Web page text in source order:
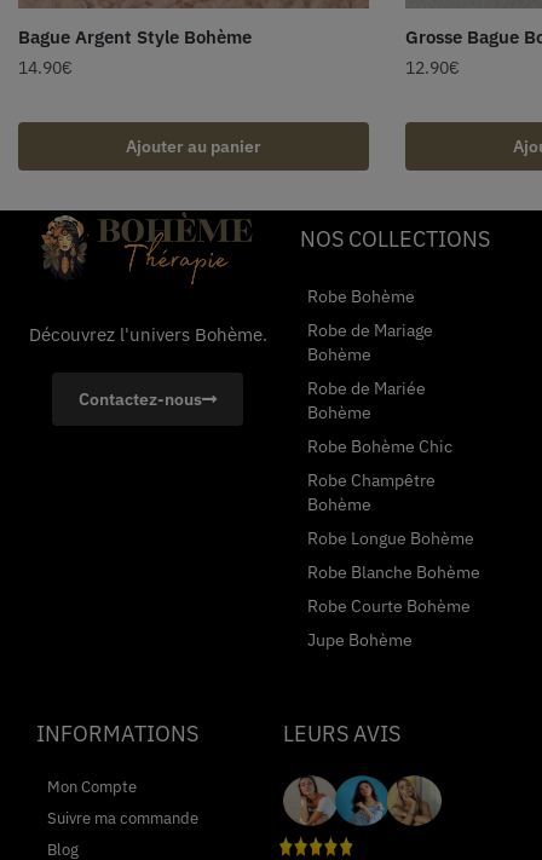
Bague Argent Style Bohème
14.90€
Ajouter au panier
Grosse Bague
12.90€
Découvrez l'univers Bohème.
Contactez-nous
NOS COLLECTIONS
Robe Bohème
Robe de Mariage
Bohème
Robe de Mariée
Bohème
Robe Bohème Chic
Robe Champêtre
Bohème
Robe Longue Bohème
Robe Blanche Bohème
Robe Courte Bohème
Jupe Bohème
INFORMATIONS
Mon Compte
Suivre ma commande
Blog
LEURS AVIS